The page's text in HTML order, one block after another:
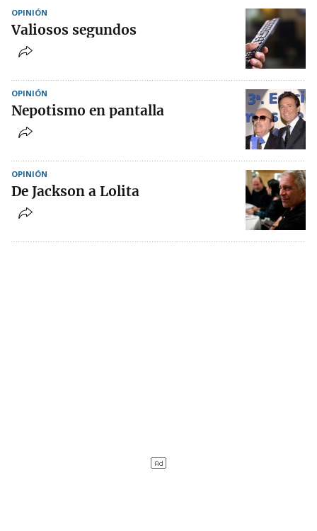
OPINIÓN
Valiosos segundos
OPINIÓN
Nepotismo en pantalla
OPINIÓN
De Jackson a Lolita